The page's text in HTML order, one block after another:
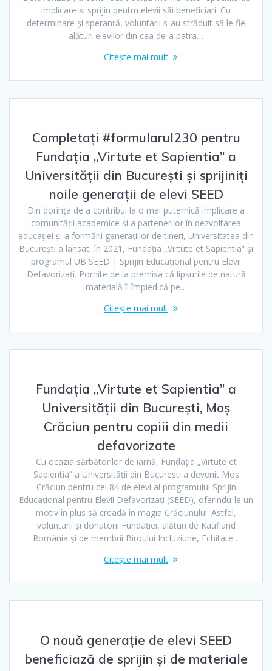
implicare și sprijin pentru elevii săi beneficiari. Cu
determinare și speranță, voluntarii s-au străduit să le fie
alături elevilor din cea de-a patra…
Citește mai mult
Completați #formularul230 pentru
Fundația „Virtute et Sapientia” a
Universității din București și sprijiniți
noile generații de elevi SEED
Din dorința de a contribui la o mai puternică implicare a
comunității academice și a partenerilor în dezvoltarea
educației și a formării generațiilor de tineri, Universitatea din
București a lansat, în 2021, Fundația „Virtute et Sapientia” și
programul UB SEED | Sprijin Educațional pentru Elevii
Defavorizați. Pornite de la premisa că lipsurile de natură
materială îi împiedică pe…
Citește mai mult
Fundația „Virtute et Sapientia” a
Universității din București, Moș
Crăciun pentru copiii din medii
defavorizate
Cu ocazia sărbătorilor de iarnă, Fundația „Virtute et
Sapientia” a Universității din București a devenit Moș
Crăciun pentru cei 84 de elevi ai programului Sprijin
Educațional pentru Elevii Defavorizați (SEED), oferindu-le un
motiv în plus să creadă în magia Crăciunului. Astfel,
voluntarii și donatorii Fundației, alături de Kaufland
România și de membrii Biroului Incluziune, Echitate…
Citește mai mult
O nouă generație de elevi SEED
beneficiază de sprijin și de materiale